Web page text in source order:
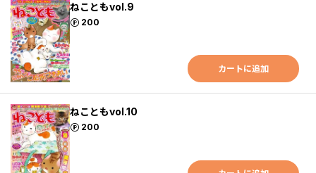
ねこともvol.9
200
ポイント
カートに追加
ねこともvol.10
200
ポイント